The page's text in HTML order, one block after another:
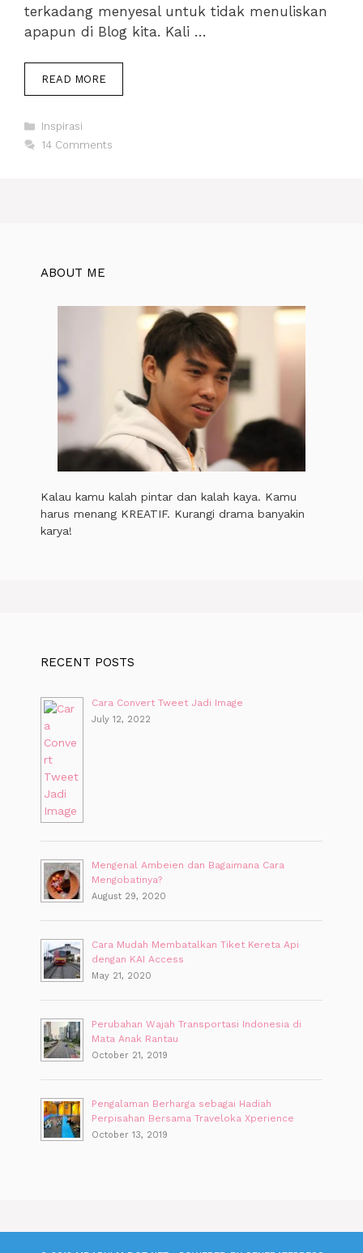
terkadang menyesal untuk tidak menuliskan
apapun di Blog kita. Kali …
READ MORE
DOT
AWAL
Categories
Inspirasi
14 Comments
ABOUT ME
Kalau kamu kalah pintar dan kalah kaya. Kamu
harus menang KREATIF. Kurangi drama banyakin
karya!
RECENT POSTS
Cara Convert Tweet Jadi Image
July 12, 2022
Mengenal Ambeien dan Bagaimana Cara
Mengobatinya?
August 29, 2020
Cara Mudah Membatalkan Tiket Kereta Api
dengan KAI Access
May 21, 2020
Perubahan Wajah Transportasi Indonesia di
Mata Anak Rantau
October 21, 2019
Pengalaman Berharga sebagai Hadiah
Perpisahan Bersama Traveloka Xperience
October 13, 2019